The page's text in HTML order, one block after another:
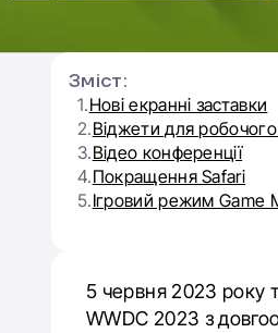
5 червня 2023 року
WWDC 2023 з
Зміст:
1.Нові екранні заставки
2.Віджети для
3.Відео конференції
4.Покращення Safari
5.Ігровий режим Game